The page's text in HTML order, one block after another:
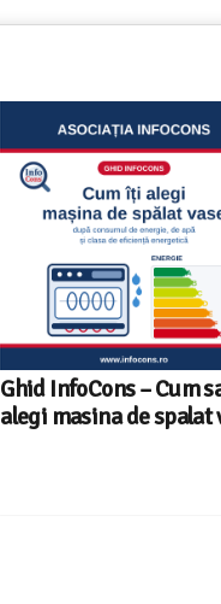
Ghid InfoCons – Cum
alegi masina de spalat